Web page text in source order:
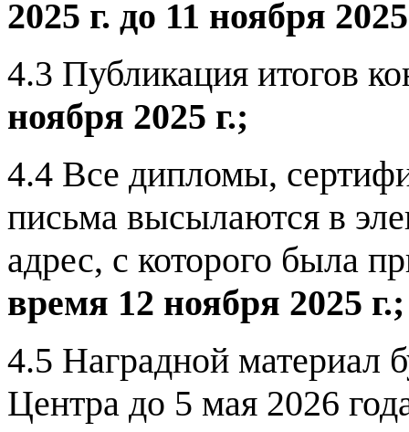
2025 г. до 11 ноября
4.3 Публикация итогов
ноября 2025 г.;
4.4 Все дипломы,
письма высылаются в
адрес, с которого была
время 12 ноября 2025 г.;
4.5 Наградной материал
Центра до 5 мая 2026